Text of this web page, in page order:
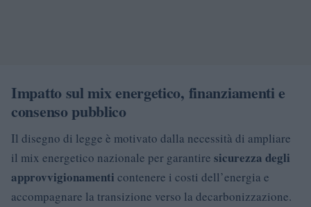
Impatto sul mix energetico, finanziamenti e
consenso pubblico
Il disegno di legge è motivato dalla necessità di ampliare
il mix energetico nazionale per garantire sicurezza degli
approvvigionamenti contenere i costi dell’energia e
accompagnare la transizione verso la decarbonizzazione.